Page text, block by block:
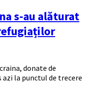
s-au alăturat
donate de
la punctul de trecere